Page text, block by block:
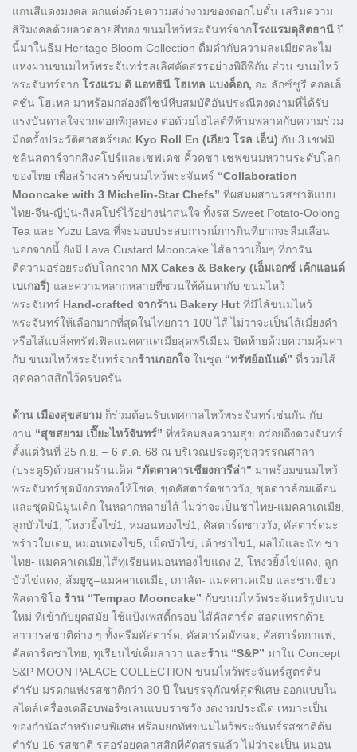
แกนสีแดงมงคล ตกแต่งด้วยความสง่างามของดอกโบตั๋น เสริมความ
สิริมงคลด้วยลวดลายสีทอง ขนมไหว้พระจันทร์จากโรงแรมดุสิตธานี ปี
นี้มาในธีม Heritage Bloom Collection ดื่มด่ำกับความละเมียดละไม
แห่งผ่านขนมไหว้พระจันทร์รสเลิศคัดสรรอย่างพิถีพิถัน ส่วน ขนมไหว้
พระจันทร์จาก โรงแรม ดิ แอทธินี โฮเทล แบงค็อก, อะ ลักซ์ชูรี คอลเล็
คชั่น โฮเทล มาพร้อมกล่องดีไซน์หีบสมบัติอันประณีตงดงามที่ได้รับ
แรงบันดาลใจจากดอกพิกุลทอง ต่อด้วยไฮไลต์ที่ห้ามพลาดกับความร่วม
มือครั้งประวัติศาสตร์ของ Kyo Roll En (เกียว โรล เอ็น) กับ 3 เชฟมิ
ชลินสตาร์จากสิงคโปร์และเชฟเดช คิ้วคชา เชฟขนมหวานระดับโลก
ของไทย เพื่อสร้างสรรค์ขนมไหว้พระจันทร์ “Collaboration
Mooncake with 3 Michelin-Star Chefs” ที่ผสมผสานรสชาติแบบ
ไทย-จีน-ญี่ปุ่น-สิงคโปร์ไว้อย่างน่าสนใจ ทั้งรส Sweet Potato-Oolong
Tea และ Yuzu Lava ที่จะมอบประสบการณ์การกินที่ยากจะลืมเลือน
นอกจากนี้ ยังมี Lava Custard Mooncake ไส้ลาวาเยิ้มๆ ที่การัน
ตีความอร่อยระดับโลกจาก MX Cakes & Bakery (เอ็มเอกซ์ เค้กแอนด์
เบเกอรี่) และความหลากหลายที่ชวนให้ค้นหากับ ขนมไหว้
พระจันทร์ Hand-crafted จากร้าน Bakery Hut ที่มีไส้ขนมไหว้
พระจันทร์ให้เลือกมากที่สุดในไทยกว่า 100 ไส้ ไม่ว่าจะเป็นไส้เมี่ยงคำ
หรือไส้แบล็คทรัฟเฟิลแมคคาเดเมียสุดพรีเมียม ปิดท้ายด้วยความคุ้มค่า
กับ ขนมไหว้พระจันทร์จากร้านกอกใจ ในชุด “ทรัพย์อนันต์” ที่รวมไส้
สุดคลาสสิกไว้ครบครัน
ด้าน เมืองสุขสยาม ก็ร่วมต้อนรับเทศกาลไหว้พระจันทร์เช่นกัน กับ
งาน “สุขสยาม เปี๊ยะไหว้จันทร์” ที่พร้อมส่งความสุข อร่อยถึงดวงจันทร์
ตั้งแต่วันที่ 25 ก.ย. – 6 ต.ค. 68 ณ บริเวณประตูสุขสุวรรณศาลา
(ประตู5)ด้วยสามร้านเด็ด “ภัตตาคารเชียงการีล่า” มาพร้อมขนมไหว้
พระจันทร์ชุดมังกรทองให้โชค, ชุดคัสตาร์ดชาววัง, ชุดดาวล้อมเดือน
และชุดมินิมูนเค้ก ในหลากหลายไส้ ไม่ว่าจะเป็นชาไทย-แมคคาเดเมีย,
ลูกบัวไข่1, โหงวยิ้งไข่1, หมอนทองไข่1, คัสตาร์ดชาววัง, คัสตาร์ดมะ
พร้าวใบเตย, หมอนทองไข่5, เม็ดบัวไข่, เต้าซาไข่1, ผลไม้และนัท ชา
ไทย- แมคคาเดเมีย,ไส้ทุเรียนหมอนทองไข่แดง 2, โหงวยิ้งไข่แดง, ลูก
บัวไข่แดง, ส้มยูซู–แมคคาเดเมีย, เกาลัด- แมคคาเดเมีย และชาเขียว
พิสตาชิโอ ร้าน “Tempao Mooncake” กับขนมไหว้พระจันทร์รูปแบบ
ใหม่ ที่เข้ากับยุคสมัย ใช้แป้งเพสตี้กรอบ ไส้คัสตาร์ด สอดแทรกด้วย
ลาวารสชาติต่าง ๆ ทั้งครีมคัสตาร์ด, คัสตาร์ดมัทฉะ, คัสตาร์ดกาแฟ,
คัสตาร์ดชาไทย, ทุเรียนไข่เค็มลาวา และร้าน “S&P” มาใน Concept
S&P MOON PALACE COLLECTION ขนมไหว้พระจันทร์สูตรต้น
ตำรับ มรดกแห่งรสชาติกว่า 30 ปี ในบรรจุภัณฑ์สุดพิเศษ ออกแบบใน
สไตล์เครื่องเคลือบพอร์ซเลนแบบราชวัง งดงามประณีต เหมาะเป็น
ของกำนัลสำหรับคนพิเศษ พร้อมยกทัพขนมไหว้พระจันทร์รสชาติต้น
ตำรับ 16 รสชาติ รสอร่อยคลาสสิกที่คัดสรรแล้ว ไม่ว่าจะเป็น หมอน